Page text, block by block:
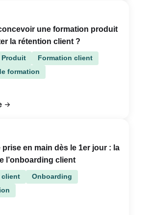
une formation produit
la rétention client ?
Produit
Formation client
formation
prise en main dès le 1er jour : la
l’onboarding client
client
Onboarding